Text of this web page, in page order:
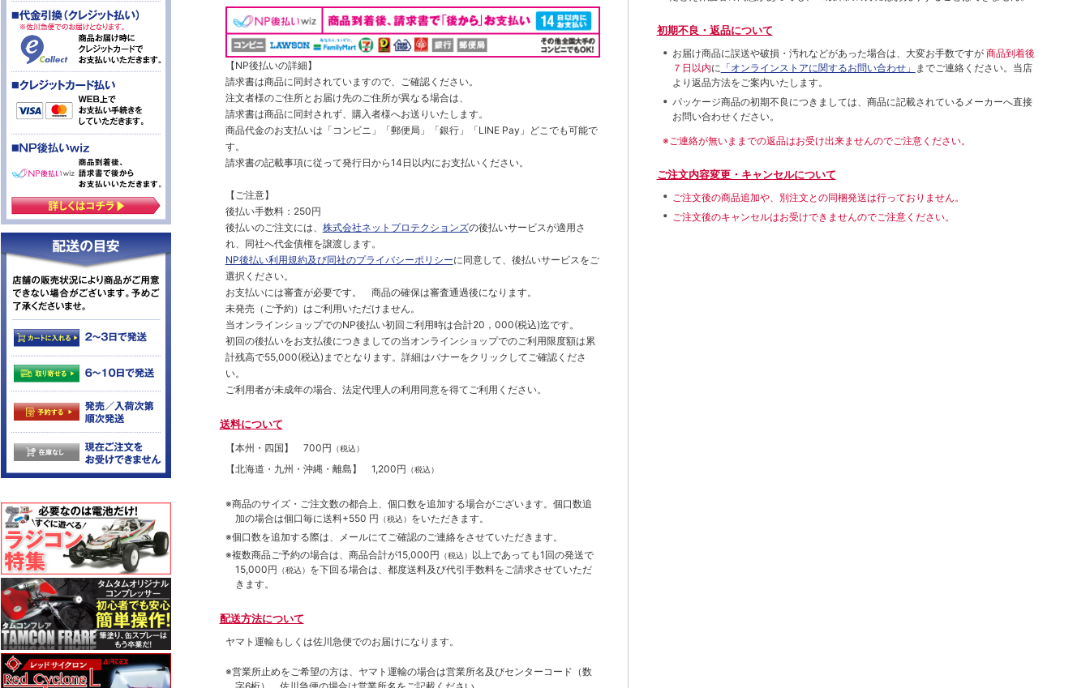
【NP後払いの詳細】
請求書は商品に同封されていますので、ご確認ください。
注文者様のご住所とお届け先のご住所が異なる場合は、
請求書は商品に同封されず、購入者様へお送りいたします。
商品代金のお支払いは「コンビニ」「郵便局」「銀行」「LINE Pay」どこでも可能で
す。
請求書の記載事項に従って発行日から14日以内にお支払いください。
【ご注意】
後払い手数料：250円
後払いのご注文には、 株式会社ネットプロテクションズの後払いサービスが適用さ
れ、同社へ代金債権を譲渡します。
NP後払い利用規約及び同社のプライバシーポリシーに同意して、後払いサービスをご
選択ください。
お支払いには審査が必要です。 商品の確保は審査通過後になります。
未発売（ご予約）はご利用いただけません。
当オンラインショップでのNP後払い初回ご利用時は合計20，000(税込)迄です。
初回の後払いをお支払後につきましての当オンラインショップでのご利用限度額は累
計残高で55,000(税込)までとなります。詳細はバナーをクリックしてご確認くださ
い。
ご利用者が未成年の場合、法定代理人の利用同意を得てご利用ください。
送料について
【本州・四国】 700円 （税込）
【北海道・九州・沖縄・離島】 1,200円 （税込）
※商品のサイズ・ご注文数の都合上、個口数を追加する場合がございます。個口数追
加の場合は個口毎に送料+550 円 （税込） をいただきます。
※個口数を追加する際は、メールにてご確認のご連絡をさせていただきます。
※複数商品ご予約の場合は、商品合計が15,000円 （税込） 以上であっても1回の発送で
15,000円 （税込） を下回る場合は、都度送料及び代引手数料をご請求させていただ
きます。
配送方法について
ヤマト運輸もしくは佐川急便でのお届けになります。
※営業所止めをご希望の方は、ヤマト運輸の場合は営業所名及びセンターコード（数
初期不良・返品について
お届け商品に誤送や破損・汚れなどがあった場合は、大変お手数ですが 商品到着後
７日以内に 「オンラインストアに関するお問い合わせ」 までご連絡ください。当店
より返品方法をご案内いたします。
パッケージ商品の初期不良につきましては、商品に記載されているメーカーへ直接
お問い合わせください。
※ご連絡が無いままでの返品はお受け出来ませんのでご注意ください。
ご注文内容変更・キャンセルについて
ご注文後の商品追加や、別注文との同梱発送は行っておりません。
ご注文後のキャンセルはお受けできませんのでご注意ください。